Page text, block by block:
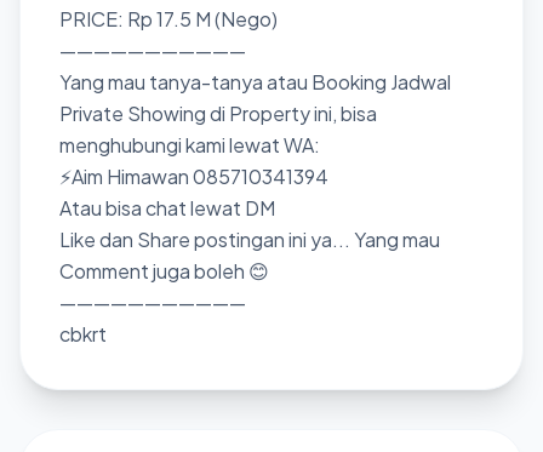
PRICE: Rp 17.5 M (Nego)
———————————
Yang mau tanya-tanya atau Booking Jadwal
Private Showing di Property ini, bisa
menghubungi kami lewat WA:
⚡Aim Himawan 085710341394
Atau bisa chat lewat DM
Like dan Share postingan ini ya... Yang mau
Comment juga boleh 😊
———————————
cbkrt